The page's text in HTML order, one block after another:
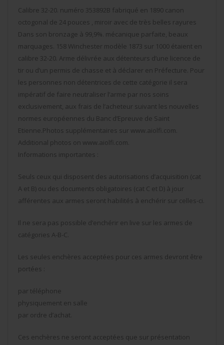
Calibre 32-20. numéro 353892B fabriqué en 1890 canon
octogonal de 24 pouces , miroir avec de très belles rayures
Dans son bronzage à 99,9%. mécanique parfaite, beaux
marquages. 158 Winchester modèle 1873 sur 1000 étaient en
calibre 32-20. Arme délivrée aux détenteurs d’une licence de
tir ou d’un permis de chasse et à déclarer en Préfecture. Pour
les personnes non détentrices de cette catégorie il sera
impératif de faire neutraliser l’arme par nos soins
exclusivement, aux frais de l’acheteur suivant les nouvelles
normes européennes du Banc d’Epreuve de Saint
Etienne.Photos supplémentaires sur www.aiolfi.com.
Additional photos on www.aiolfi.com.
Informations importantes :
Seuls ceux qui disposent des autorisations d’acquisition (cat
A et B) ou des documents obligatoires (cat C et D) à jour
afférentes aux armes seront habilités à enchérir sur celles-ci.
Il ne sera pas possible d’enchérir en live sur les armes de
catégories A-B-C.
Les seules enchères acceptées pour ces armes devront être
portées :
par téléphone
physiquement en salle
par ordre d’achat.
Ces enchères ne seront acceptées que sur présentation